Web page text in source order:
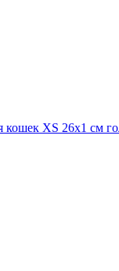
XS 26х1 см